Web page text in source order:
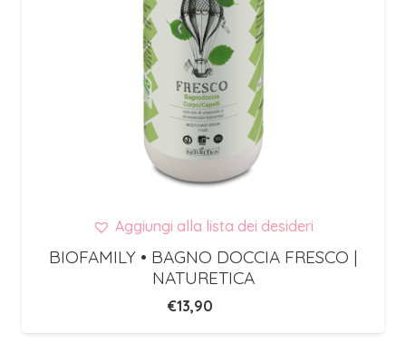
Aggiungi alla lista dei desideri
BIOFAMILY • BAGNO DOCCIA FRESCO |
NATURETICA
€13,90